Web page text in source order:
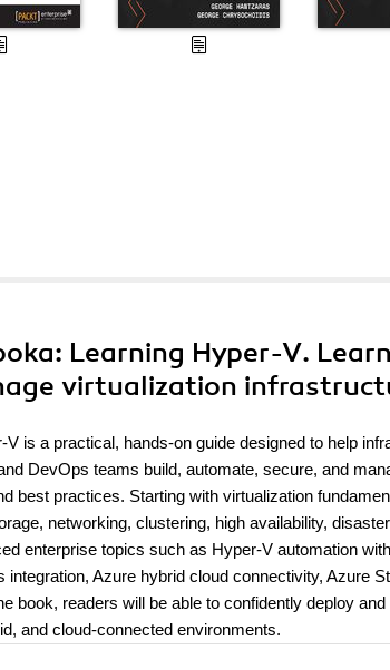
: Learning Hyper-V.
virtualization
V is a practical, hands-on guide designed to help
DevOps teams build, automate, secure, and
best practices. Starting with virtualization
networking, clustering, high availability,
enterprise topics such as Hyper-V automation
integration, Azure hybrid cloud connectivity, Azure
book, readers will be able to confidently deploy
and cloud-connected environments.